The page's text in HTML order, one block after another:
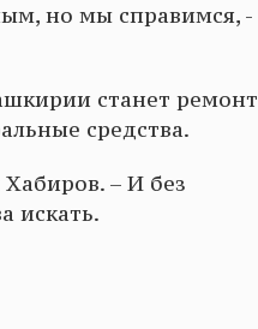
но мы справимся, -
станет ремонт
средства.
– И без
искать.